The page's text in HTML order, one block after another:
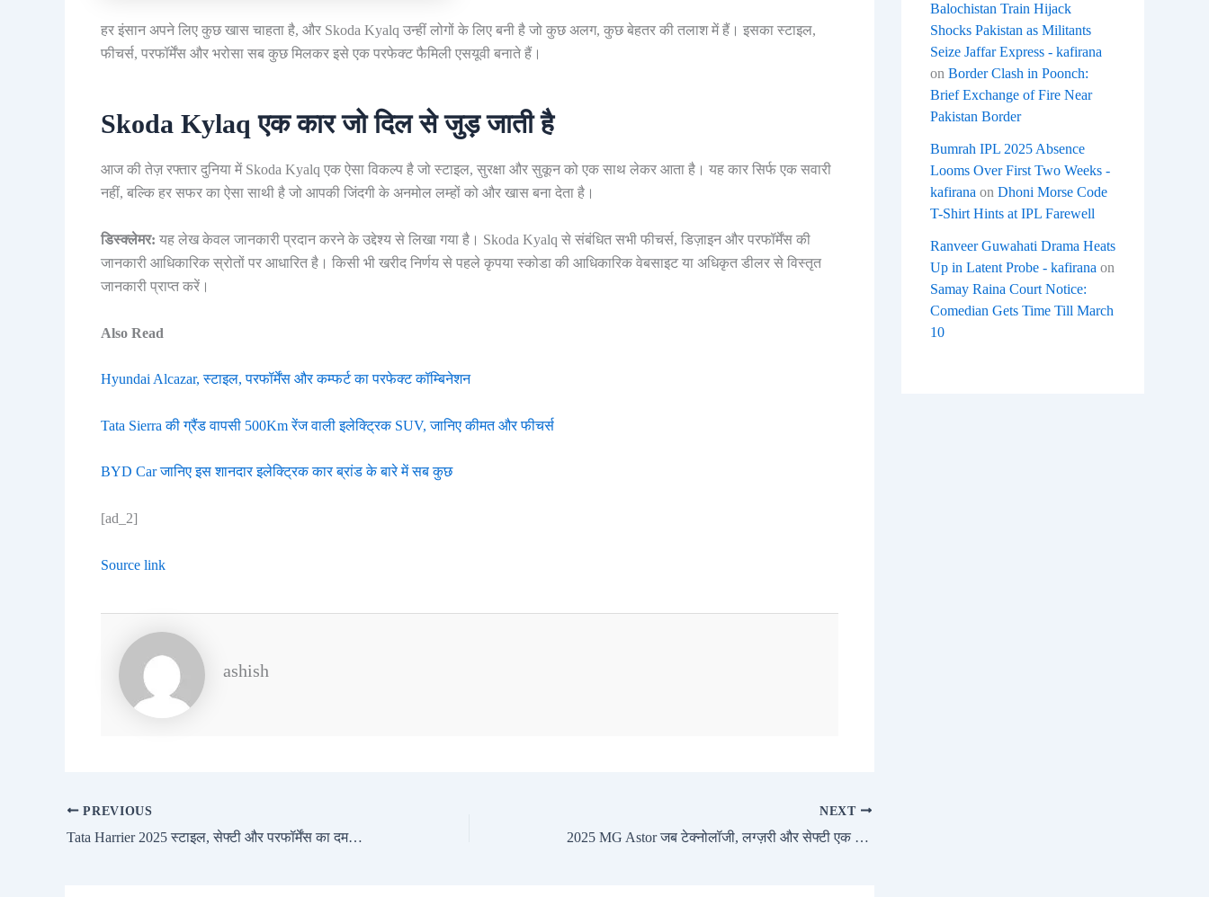
हर इंसान अपने लिए कुछ खास चाहता है, और Skoda Kyalq उन्हीं लोगों के लिए बनी है जो कुछ अलग, कुछ बेहतर की तलाश में हैं। इसका स्टाइल,
फीचर्स, परफॉर्मेंस और भरोसा सब कुछ मिलकर इसे एक परफेक्ट फैमिली एसयूवी बनाते हैं।
Skoda Kylaq एक कार जो दिल से जुड़ जाती है
आज की तेज़ रफ्तार दुनिया में Skoda Kyalq एक ऐसा विकल्प है जो स्टाइल, सुरक्षा और सुकून को एक साथ लेकर आता है। यह कार सिर्फ एक सवारी
नहीं, बल्कि हर सफर का ऐसा साथी है जो आपकी जिंदगी के अनमोल लम्हों को और खास बना देता है।
डिस्क्लेमर: यह लेख केवल जानकारी प्रदान करने के उद्देश्य से लिखा गया है। Skoda Kyalq से संबंधित सभी फीचर्स, डिज़ाइन और परफॉर्मेंस की
जानकारी आधिकारिक स्रोतों पर आधारित है। किसी भी खरीद निर्णय से पहले कृपया स्कोडा की आधिकारिक वेबसाइट या अधिकृत डीलर से विस्तृत
जानकारी प्राप्त करें।
Also Read
Hyundai Alcazar, स्टाइल, परफॉर्मेंस और कम्फर्ट का परफेक्ट कॉम्बिनेशन
Tata Sierra की ग्रैंड वापसी 500Km रेंज वाली इलेक्ट्रिक SUV, जानिए कीमत और फीचर्स
BYD Car जानिए इस शानदार इलेक्ट्रिक कार ब्रांड के बारे में सब कुछ
[ad_2]
Source link
ashish
PREVIOUS
Tata Harrier 2025 स्टाइल, सेफ्टी और परफॉर्मेंस का दमदार मेल
NEXT
2025 MG Astor जब टेक्नोलॉजी, लग्ज़री और सेफ्टी एक साथ मिलते हैं
Balochistan Train Hijack
Shocks Pakistan as Militants
Seize Jaffar Express - kafirana
on Border Clash in Poonch:
Brief Exchange of Fire Near
Pakistan Border
Bumrah IPL 2025 Absence
Looms Over First Two Weeks -
kafirana on Dhoni Morse Code
T-Shirt Hints at IPL Farewell
Ranveer Guwahati Drama Heats
Up in Latent Probe - kafirana on
Samay Raina Court Notice:
Comedian Gets Time Till March
10